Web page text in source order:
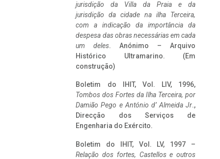
jurisdição da Villa da Praia e da
jurisdição da cidade na ilha Terceira,
com a indicação da importância da
despesa das obras necessárias em cada
um deles. Anónimo – Arquivo
Histórico Ultramarino. (Em
construção)
Boletim do IHIT, Vol. LIV, 1996,
Tombos dos Fortes da Ilha Terceira, por
Damião Pego e António d’ Almeida Jr.,
Direcção dos Serviços de
Engenharia do Exército.
Boletim do IHIT, Vol. LV, 1997 –
Relação dos fortes, Castellos e outros